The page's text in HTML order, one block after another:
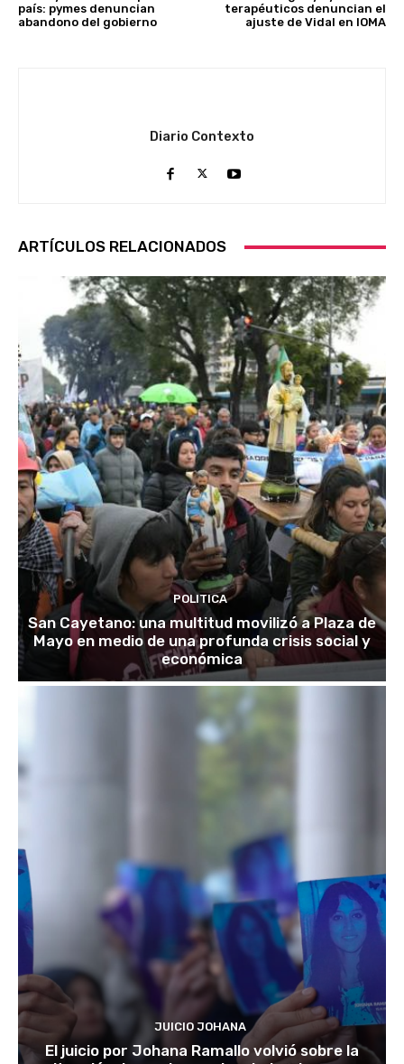
país: pymes denuncian
abandono del gobierno
terapéuticos denuncian el
ajuste de Vidal en IOMA
Diario Contexto
ARTÍCULOS RELACIONADOS
POLITICA
San Cayetano: una multitud movilizó a Plaza de
Mayo en medio de una profunda crisis social y
económica
JUICIO JOHANA
El juicio por Johana Ramallo volvió sobre la